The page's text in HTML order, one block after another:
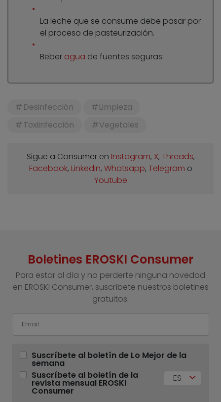
La leche que se consume debe pasar por
el proceso de pasteurización.
Beber agua de fuentes seguras.
Desinfección
Limpieza
Toxiinfección
Vegetales
Sigue a Consumer en Instagram, X, Threads,
Facebook, Linkedin, Whatsapp, Telegram o
Youtube
Boletines EROSKI Consumer
Para estar al día y no perderte ninguna novedad
en EROSKI Consumer, suscríbete nuestros boletines
gratuitos.
Suscríbete al boletín de Lo Mejor de la
semana
Suscríbete al boletín de la
revista mensual EROSKI
Consumer
ES